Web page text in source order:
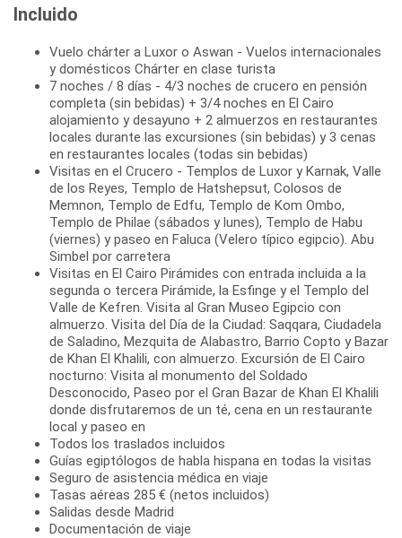
Incluido
Vuelo chárter a Luxor o Aswan - Vuelos internacionales
y domésticos Chárter en clase turista
7 noches / 8 días - 4/3 noches de crucero en pensión
completa (sin bebidas) + 3/4 noches en El Cairo
alojamiento y desayuno + 2 almuerzos en restaurantes
locales durante las excursiones (sin bebidas) y 3 cenas
en restaurantes locales (todas sin bebidas)
Visitas en el Crucero - Templos de Luxor y Karnak, Valle
de los Reyes, Templo de Hatshepsut, Colosos de
Memnon, Templo de Edfu, Templo de Kom Ombo,
Templo de Philae (sábados y lunes), Templo de Habu
(viernes) y paseo en Faluca (Velero típico egipcio). Abu
Simbel por carretera
Visitas en El Cairo Pirámides con entrada incluida a la
segunda o tercera Pirámide, la Esfinge y el Templo del
Valle de Kefren. Visita al Gran Museo Egipcio con
almuerzo. Visita del Día de la Ciudad: Saqqara, Ciudadela
de Saladino, Mezquita de Alabastro, Barrio Copto y Bazar
de Khan El Khalili, con almuerzo. Excursión de El Cairo
nocturno: Visita al monumento del Soldado
Desconocido, Paseo por el Gran Bazar de Khan El Khalili
donde disfrutaremos de un té, cena en un restaurante
local y paseo en
Todos los traslados incluidos
Guías egiptólogos de habla hispana en todas la visitas
Seguro de asistencia médica en viaje
Tasas aéreas 285 € (netos incluidos)
Salidas desde Madrid
Documentación de viaje